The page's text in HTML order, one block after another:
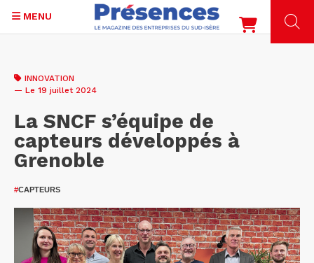
contenu
MENU
INNOVATION
— Le 19 juillet 2024
La SNCF s’équipe de
capteurs développés à
Grenoble
#CAPTEURS